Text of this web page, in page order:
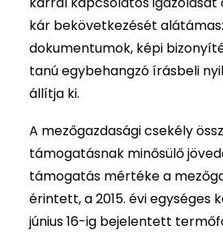
kár bekövetkezését
dokumentumok, képi
tanú egybehangzó írásbeli
állítja ki.
A mezőgazdasági csekély
támogatásnak minősülő
támogatás mértéke a
érintett, a 2015. évi egységes
június 16-ig bejelentett